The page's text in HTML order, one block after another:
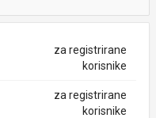
za registrirane
korisnike
za registrirane
korisnike